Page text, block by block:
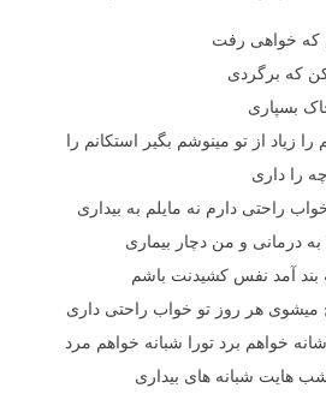
که خواهی رفت
که برگردی
بسپاری
را زیاد از تو مینوشم بگیر استکانم را
را داری
راحتی دارم نه مایلم به بیداری
درمانی و من دچار بیماری
بند آمد نفس کشیدنت باشم
هر روز تو خواب راحتی داری
خواهم برد تورا شبانه خواهم مرد
هایت شبانه های بیداری